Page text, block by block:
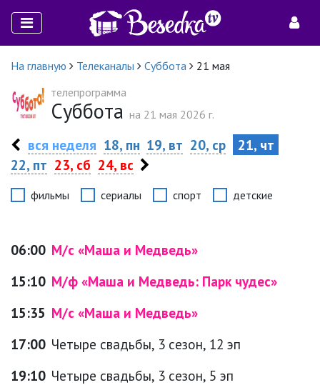
На главную Телеканалы Суббота
21 мая
телепрограмма
Суббота на 21 мая 2026 г.
вся неделя 18, пн 19, вт 20, ср
21, чт
22, пт 23, сб 24, вс
фильмы сериалы спорт детские
06:00 М/с «Маша и Медведь»
15:10 М/ф «Маша и Медведь: Парк чудес»
15:35 М/с «Маша и Медведь»
17:00 Четыре свадьбы, 3 сезон, 12 эп
19:10 Четыре свадьбы, 3 сезон, 5 эп